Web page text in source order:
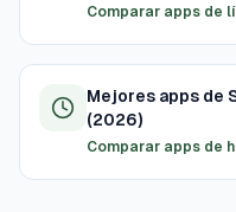
Comparar apps de
Mejores apps de
(2026)
Comparar apps de